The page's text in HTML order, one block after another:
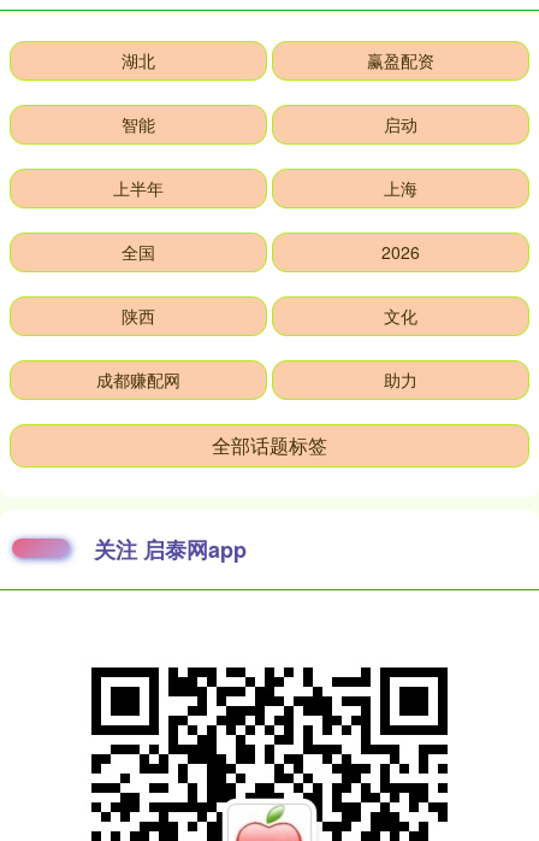
湖北 赢盈配资
智能 启动
上半年 上海
全国 2026
陕西 文化
成都赚配网 助力
全部话题标签
关注 启泰网app